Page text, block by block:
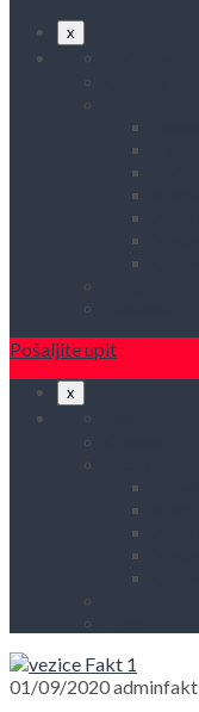
x
Pošaljite upit
x
01/09/2020adminfakt